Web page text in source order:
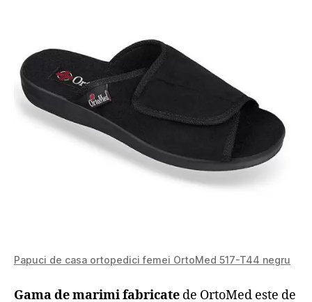
Papuci de casa ortopedici femei OrtoMed 517-T44 negru
Gama de marimi fabricate de OrtoMed este de